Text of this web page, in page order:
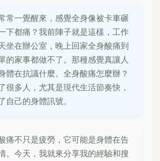
常一覺醒來，感覺全身像被卡車碾
下都痛？我前陣子就是這樣，工作
坐在辦公室，晚上回家全身酸痛到
的家事都做不了。那種感覺真讓人
體在抗議什麼。全身酸痛怎麼辦？
很多人，尤其是現代生活節奏快，
自己的身體訊號。
痛不只是疲勞，它可能是身體在告
。今天，我就來分享我的經驗和搜